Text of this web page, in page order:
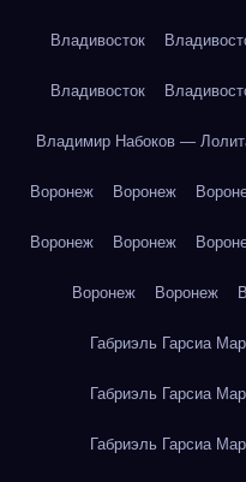
Владивосток
Владивосток
Владимир Набоков —
Воронеж Воронеж
Воронеж Воронеж
Воронеж Воронеж
Габриэль Гарсиа
Габриэль Гарсиа
Габриэль Гарсиа